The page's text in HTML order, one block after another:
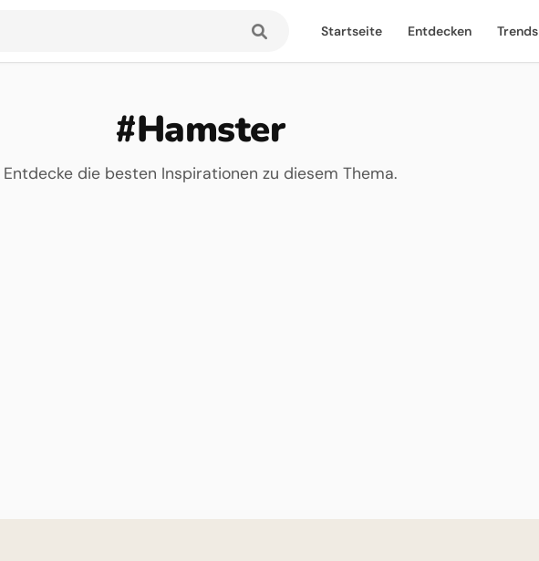
Startseite Entdecken Trends
#Hamster
Entdecke die besten Inspirationen zu diesem Thema.